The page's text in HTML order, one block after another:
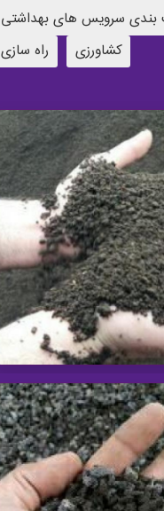
سرویس های بهداشتی
راه سازی
کشاورزی